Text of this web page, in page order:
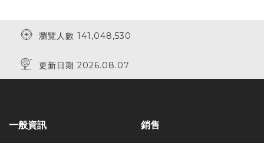
瀏覽人數 141,048,530
更新日期 2026.08.07
一般資訊 銷售